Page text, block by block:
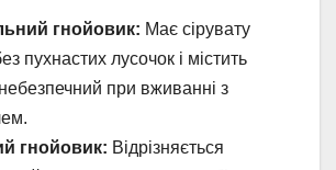
гнойовик: Має сірувату
пухнастих лусочок і містить
при вживанні з
гнойовик: Відрізняється